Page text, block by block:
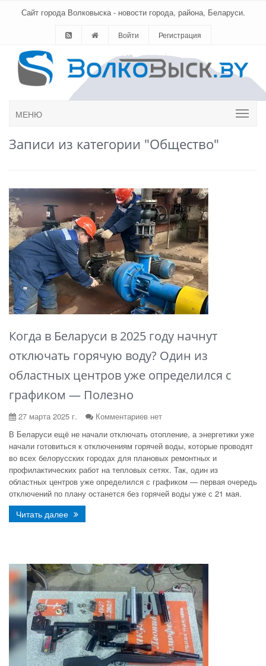
Сайт города Волковыска - новости города, района, Беларуси.
Войти Регистрация
МЕНЮ
Записи из категории "Общество"
Когда в Беларуси в 2025 году начнут
отключать горячую воду? Один из
областных центров уже определился с
графиком — Полезно
27 марта 2025 г.
Комментариев нет
В Беларуси ещё не начали отключать отопление, а энергетики уже
начали готовиться к отключениям горячей воды, которые проводят
во всех белорусских городах для плановых ремонтных и
профилактических работ на тепловых сетях. Так, один из
областных центров уже определился с графиком — первая очередь
отключений по плану останется без горячей воды уже с 21 мая.
Читать далее